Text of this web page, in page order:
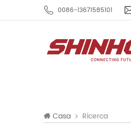
0086-13671585101
Casa Ricerca